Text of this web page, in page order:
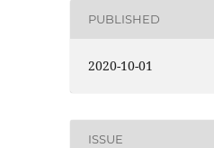
PUBLISHED
2020-10-01
ISSUE